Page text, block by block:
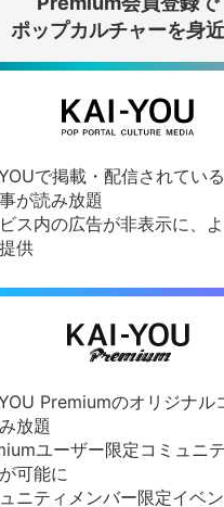
ポップカルチャーを身
で掲載・配信されてい
が読み放題
ス内の広告が非表示に、
供
Premiumのオリジナル
放題
ユーザー限定コミュニ
可能に
ニティメンバー限定イベ